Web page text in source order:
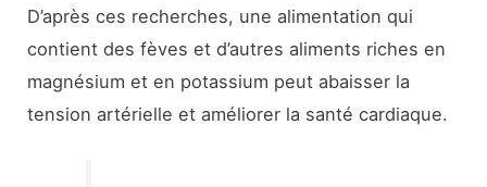
D’après ces recherches, une alimentation qui
contient des fèves et d’autres aliments riches en
magnésium et en potassium peut abaisser la
tension artérielle et améliorer la santé cardiaque.